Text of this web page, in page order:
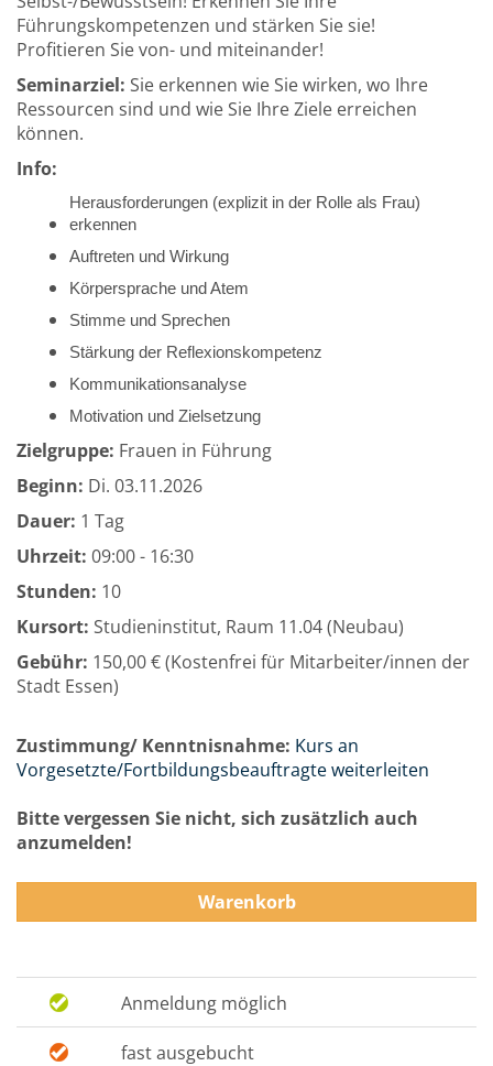
Führungskompetenzen und stärken Sie sie!
Profitieren Sie von- und miteinander!
Seminarziel: Sie erkennen wie Sie wirken, wo Ihre
Ressourcen sind und wie Sie Ihre Ziele erreichen
können.
Info:
Herausforderungen (explizit in der Rolle als Frau)
erkennen
Auftreten und Wirkung
Körpersprache und Atem
Stimme und Sprechen
Stärkung der Reflexionskompetenz
Kommunikationsanalyse
Motivation und Zielsetzung
Zielgruppe: Frauen in Führung
Beginn: Di. 03.11.2026
Dauer: 1 Tag
Uhrzeit: 09:00 - 16:30
Stunden: 10
Kursort: Studieninstitut, Raum 11.04 (Neubau)
Gebühr: 150,00 € (Kostenfrei für Mitarbeiter/innen der
Stadt Essen)
Zustimmung/ Kenntnisnahme: Kurs an
Vorgesetzte/Fortbildungsbeauftragte weiterleiten
Bitte vergessen Sie nicht, sich zusätzlich auch
anzumelden!
Warenkorb
Anmeldung möglich
fast ausgebucht